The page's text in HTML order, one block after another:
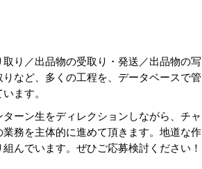
り／出品物の受取り・発送／出品物の写
など、多くの工程を、データベースで管
ます。
ーン生をディレクションしながら、チャ
務を主体的に進めて頂きます。地道な作
んでいます。ぜひご応募検討ください！